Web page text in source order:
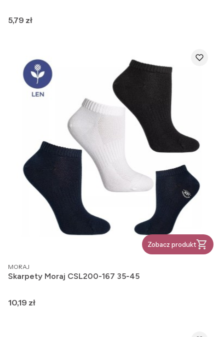
Cena
5,79 zł
Zobacz produkt
PRODUCENT
MORAJ
Skarpety Moraj CSL200-167 35-45
Cena
10,19 zł